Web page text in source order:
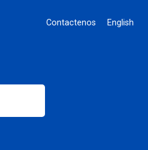
Contactenos English